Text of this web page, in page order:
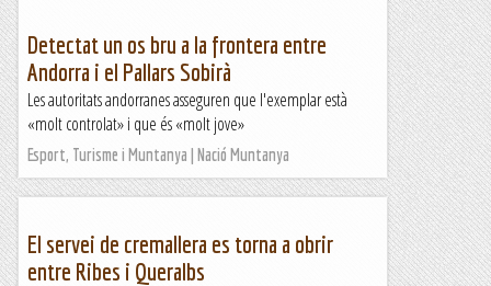
Detectat un os bru a la frontera entre
Andorra i el Pallars Sobirà
Les autoritats andorranes asseguren que l'exemplar està
«molt controlat» i que és «molt jove»
Esport, Turisme i Muntanya | Nació Muntanya
El servei de cremallera es torna a obrir
entre Ribes i Queralbs